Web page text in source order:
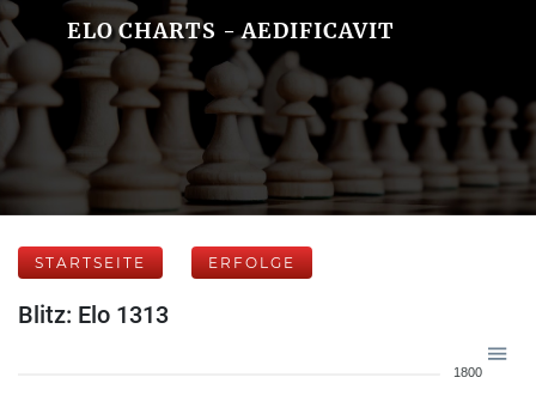
ELO CHARTS - AEDIFICAVIT
STARTSEITE ERFOLGE
Blitz: Elo 1313
1800